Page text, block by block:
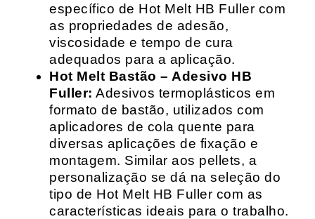
específico de Hot Melt HB Fuller com
as propriedades de adesão,
viscosidade e tempo de cura
adequados para a aplicação.
Hot Melt Bastão – Adesivo HB
Fuller: Adesivos termoplásticos em
formato de bastão, utilizados com
aplicadores de cola quente para
diversas aplicações de fixação e
montagem. Similar aos pellets, a
personalização se dá na seleção do
tipo de Hot Melt HB Fuller com as
características ideais para o trabalho.